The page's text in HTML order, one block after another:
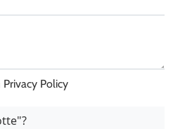
Privacy Policy